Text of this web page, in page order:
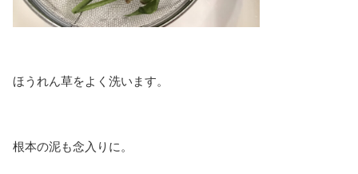
ほうれん草をよく洗います。
根本の泥も念入りに。